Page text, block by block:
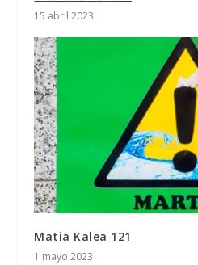
15 abril 2023
Matia Kalea 121
1 mayo 2023